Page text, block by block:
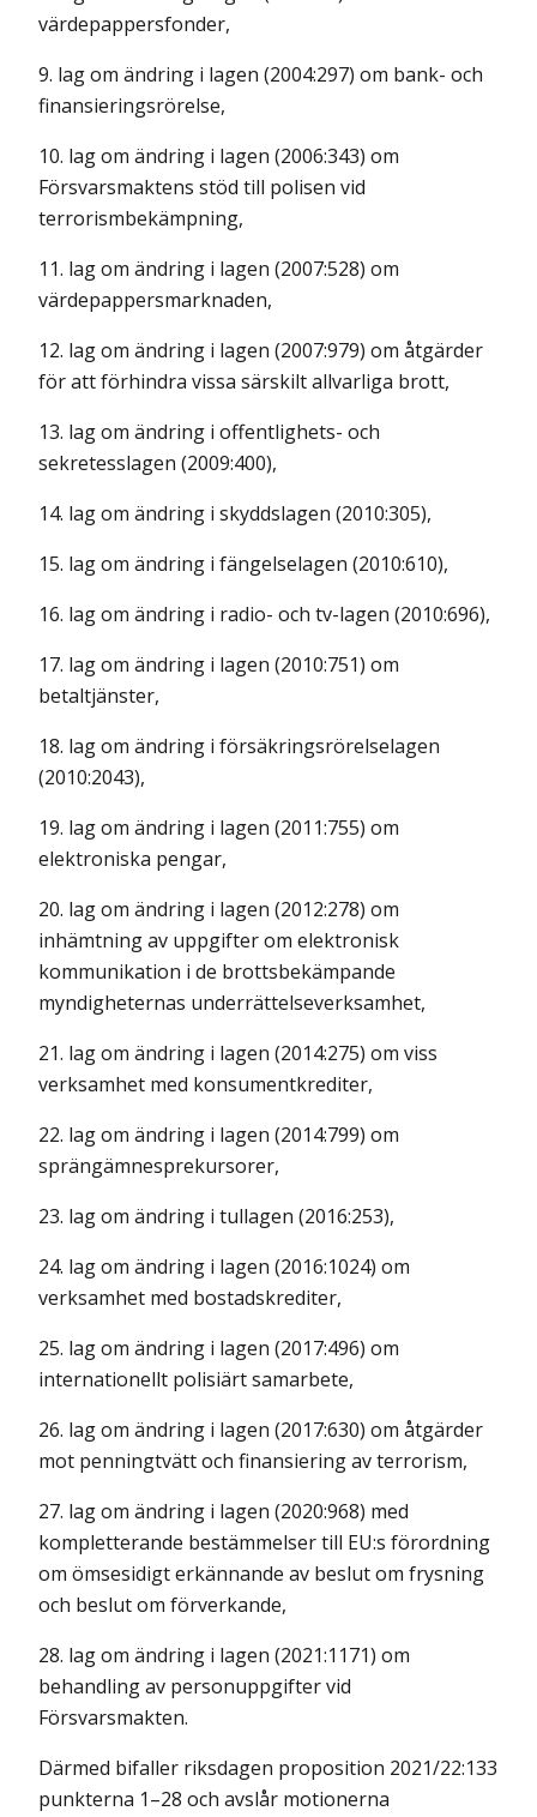
värdepappersfonder,
9. lag om ändring i lagen (2004:297) om bank- och
finansieringsrörelse,
10. lag om ändring i lagen (2006:343) om
Försvarsmaktens stöd till polisen vid
terrorismbekämpning,
11. lag om ändring i lagen (2007:528) om
värdepappersmarknaden,
12. lag om ändring i lagen (2007:979) om åtgärder
för att förhindra vissa särskilt allvarliga brott,
13. lag om ändring i offentlighets- och
sekretesslagen (2009:400),
14. lag om ändring i skyddslagen (2010:305),
15. lag om ändring i fängelselagen (2010:610),
16. lag om ändring i radio- och tv-lagen (2010:696),
17. lag om ändring i lagen (2010:751) om
betaltjänster,
18. lag om ändring i försäkringsrörelselagen
(2010:2043),
19. lag om ändring i lagen (2011:755) om
elektroniska pengar,
20. lag om ändring i lagen (2012:278) om
inhämtning av uppgifter om elektronisk
kommunikation i de brottsbekämpande
myndigheternas underrättelseverksamhet,
21. lag om ändring i lagen (2014:275) om viss
verksamhet med konsumentkrediter,
22. lag om ändring i lagen (2014:799) om
sprängämnesprekursorer,
23. lag om ändring i tullagen (2016:253),
24. lag om ändring i lagen (2016:1024) om
verksamhet med bostadskrediter,
25. lag om ändring i lagen (2017:496) om
internationellt polisiärt samarbete,
26. lag om ändring i lagen (2017:630) om åtgärder
mot penningtvätt och finansiering av terrorism,
27. lag om ändring i lagen (2020:968) med
kompletterande bestämmelser till EU:s förordning
om ömsesidigt erkännande av beslut om frysning
och beslut om förverkande,
28. lag om ändring i lagen (2021:1171) om
behandling av personuppgifter vid
Försvarsmakten.
Därmed bifaller riksdagen proposition 2021/22:133
punkterna 1–28 och avslår motionerna